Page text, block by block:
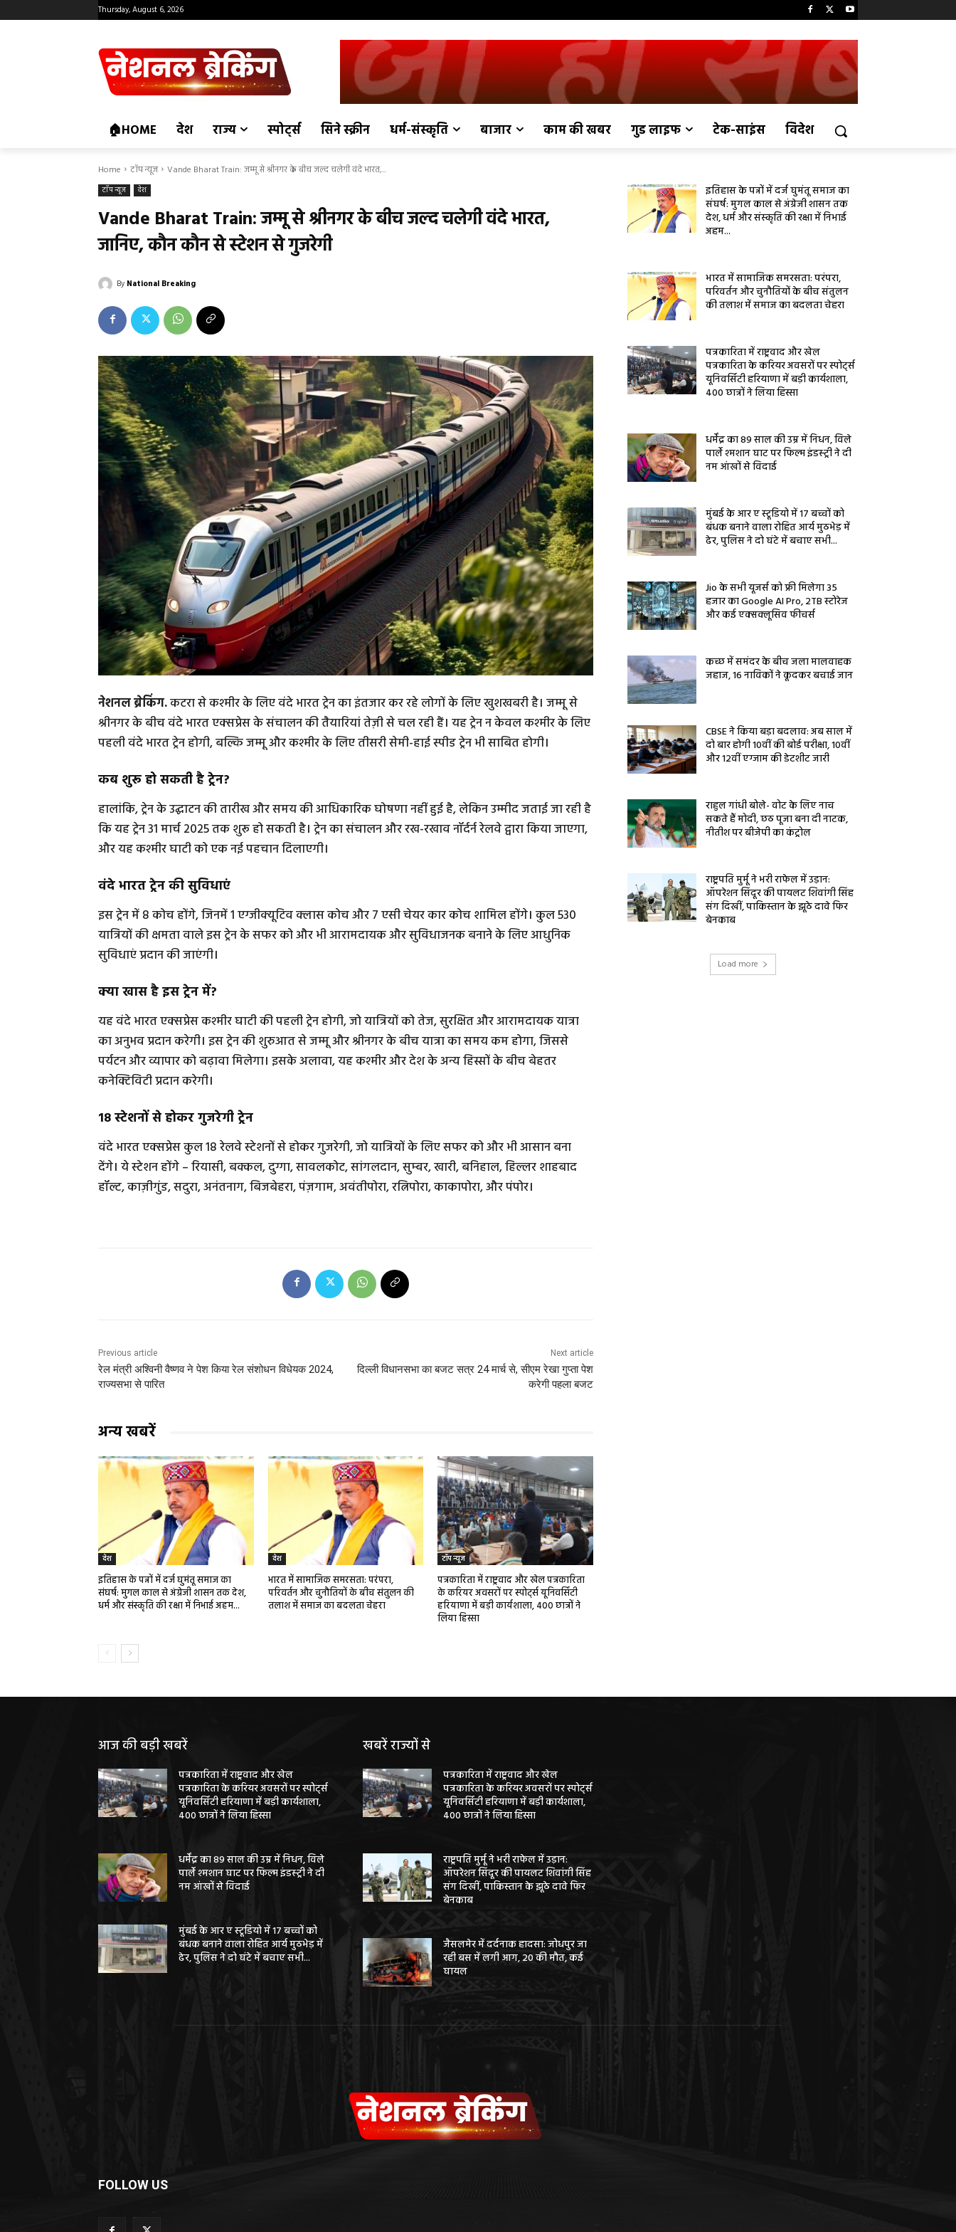
Thursday, August 6, 2026
🏠HOME देश राज्य स्पोर्ट्स सिने स्क्रीन धर्म-संस्कृति बाजार काम की खबर गुड लाइफ टेक-साइंस विदेश
Home टॉप न्यूज Vande Bharat Train: जम्मू से श्रीनगर के बीच जल्द चलेगी वंदे भारत,...
टॉप न्यूज देश
Vande Bharat Train: जम्मू से श्रीनगर के बीच जल्द चलेगी वंदे भारत,
जानिए, कौन कौन से स्टेशन से गुजरेगी
By National Breaking
नेशनल ब्रेकिंग.कटरा से कश्मीर के लिए वंदे भारत ट्रेन का इंतजार कर रहे लोगों के लिए खुशखबरी है। जम्मू से
श्रीनगर के बीच वंदे भारत एक्सप्रेस के संचालन की तैयारियां तेज़ी से चल रही हैं। यह ट्रेन न केवल कश्मीर के लिए
पहली वंदे भारत ट्रेन होगी, बल्कि जम्मू और कश्मीर के लिए तीसरी सेमी-हाई स्पीड ट्रेन भी साबित होगी।
कब शुरू हो सकती है ट्रेन?
हालांकि, ट्रेन के उद्घाटन की तारीख और समय की आधिकारिक घोषणा नहीं हुई है, लेकिन उम्मीद जताई जा रही है
कि यह ट्रेन 31 मार्च 2025 तक शुरू हो सकती है। ट्रेन का संचालन और रख-रखाव नॉर्दर्न रेलवे द्वारा किया जाएगा,
और यह कश्मीर घाटी को एक नई पहचान दिलाएगी।
वंदे भारत ट्रेन की सुविधाएं
इस ट्रेन में 8 कोच होंगे, जिनमें 1 एग्जीक्यूटिव क्लास कोच और 7 एसी चेयर कार कोच शामिल होंगे। कुल 530
यात्रियों की क्षमता वाले इस ट्रेन के सफर को और भी आरामदायक और सुविधाजनक बनाने के लिए आधुनिक
सुविधाएं प्रदान की जाएंगी।
क्या खास है इस ट्रेन में?
यह वंदे भारत एक्सप्रेस कश्मीर घाटी की पहली ट्रेन होगी, जो यात्रियों को तेज, सुरक्षित और आरामदायक यात्रा
का अनुभव प्रदान करेगी। इस ट्रेन की शुरुआत से जम्मू और श्रीनगर के बीच यात्रा का समय कम होगा, जिससे
पर्यटन और व्यापार को बढ़ावा मिलेगा। इसके अलावा, यह कश्मीर और देश के अन्य हिस्सों के बीच बेहतर
कनेक्टिविटी प्रदान करेगी।
18 स्टेशनों से होकर गुजरेगी ट्रेन
वंदे भारत एक्सप्रेस कुल 18 रेलवे स्टेशनों से होकर गुजरेगी, जो यात्रियों के लिए सफर को और भी आसान बना
देंगे। ये स्टेशन होंगे – रियासी, बक्कल, दुग्गा, सावलकोट, सांगलदान, सुम्बर, खारी, बनिहाल, हिल्लर शाहबाद
हॉल्ट, काज़ीगुंड, सदुरा, अनंतनाग, बिजबेहरा, पंज़गाम, अवंतीपोरा, रत्निपोरा, काकापोरा, और पंपोर।
Previous article
रेल मंत्री अश्विनी वैष्णव ने पेश किया रेल संशोधन विधेयक 2024,
राज्यसभा से पारित
Next article
दिल्ली विधानसभा का बजट सत्र 24 मार्च से, सीएम रेखा गुप्ता पेश
करेगी पहला बजट
अन्य खबरें
देश
इतिहास के पन्नों में दर्ज घुमंतू समाज का
संघर्ष: मुगल काल से अंग्रेजी शासन तक देश,
धर्म और संस्कृति की रक्षा में निभाई अहम...
देश
भारत में सामाजिक समरसता: परंपरा,
परिवर्तन और चुनौतियों के बीच संतुलन की
तलाश में समाज का बदलता चेहरा
टॉप न्यूज
पत्रकारिता में राष्ट्रवाद और खेल पत्रकारिता
के करियर अवसरों पर स्पोर्ट्स यूनिवर्सिटी
हरियाणा में बड़ी कार्यशाला, 400 छात्रों ने
लिया हिस्सा
इतिहास के पन्नों में दर्ज घुमंतू समाज का
संघर्ष: मुगल काल से अंग्रेजी शासन तक
देश, धर्म और संस्कृति की रक्षा में निभाई
अहम...
भारत में सामाजिक समरसता: परंपरा,
परिवर्तन और चुनौतियों के बीच संतुलन
की तलाश में समाज का बदलता चेहरा
पत्रकारिता में राष्ट्रवाद और खेल
पत्रकारिता के करियर अवसरों पर स्पोर्ट्स
यूनिवर्सिटी हरियाणा में बड़ी कार्यशाला,
400 छात्रों ने लिया हिस्सा
धर्मेंद्र का 89 साल की उम्र में निधन, विले
पार्ले श्मशान घाट पर फिल्म इंडस्ट्री ने दी
नम आंखों से विदाई
मुंबई के आर ए स्टूडियो में 17 बच्चों को
बंधक बनाने वाला रोहित आर्य मुठभेड़ में
ढेर, पुलिस ने दो घंटे में बचाए सभी...
Jio के सभी यूजर्स को फ्री मिलेगा 35
हजार का Google AI Pro, 2TB स्टोरेज
और कई एक्सक्लूसिव फीचर्स
कच्छ में समंदर के बीच जला मालवाहक
जहाज, 16 नाविकों ने कूदकर बचाई जान
CBSE ने किया बड़ा बदलाव: अब साल में
दो बार होगी 10वीं की बोर्ड परीक्षा, 10वीं
और 12वीं एग्जाम की डेटशीट जारी
राहुल गांधी बोले- वोट के लिए नाच
सकते हैं मोदी, छठ पूजा बना दी नाटक,
नीतीश पर बीजेपी का कंट्रोल
राष्ट्रपति मुर्मू ने भरी राफेल में उड़ान:
ऑपरेशन सिंदूर की पायलट शिवांगी सिंह
संग दिखीं, पाकिस्तान के झूठे दावे फिर
बेनकाब
Load more
आज की बड़ी खबरें
पत्रकारिता में राष्ट्रवाद और खेल
पत्रकारिता के करियर अवसरों पर स्पोर्ट्स
यूनिवर्सिटी हरियाणा में बड़ी कार्यशाला,
400 छात्रों ने लिया हिस्सा
धर्मेंद्र का 89 साल की उम्र में निधन, विले
पार्ले श्मशान घाट पर फिल्म इंडस्ट्री ने दी
नम आंखों से विदाई
मुंबई के आर ए स्टूडियो में 17 बच्चों को
बंधक बनाने वाला रोहित आर्य मुठभेड़ में
ढेर, पुलिस ने दो घंटे में बचाए सभी...
खबरें राज्यों से
पत्रकारिता में राष्ट्रवाद और खेल
पत्रकारिता के करियर अवसरों पर स्पोर्ट्स
यूनिवर्सिटी हरियाणा में बड़ी कार्यशाला,
400 छात्रों ने लिया हिस्सा
राष्ट्रपति मुर्मू ने भरी राफेल में उड़ान:
ऑपरेशन सिंदूर की पायलट शिवांगी सिंह
संग दिखीं, पाकिस्तान के झूठे दावे फिर
बेनकाब
जैसलमेर में दर्दनाक हादसा: जोधपुर जा
रही बस में लगी आग, 20 की मौत, कई
घायल
FOLLOW US